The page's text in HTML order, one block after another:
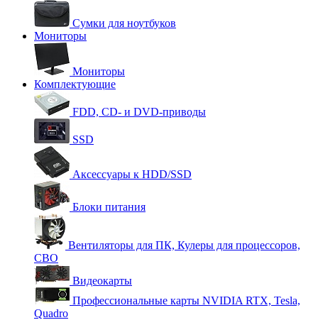
Сумки для ноутбуков
Мониторы
Мониторы
Комплектующие
FDD, CD- и DVD-приводы
SSD
Аксессуары к HDD/SSD
Блоки питания
Вентиляторы для ПК, Кулеры для процессоров,
СВО
Видеокарты
Профессиональные карты NVIDIA RTX, Tesla,
Quadro